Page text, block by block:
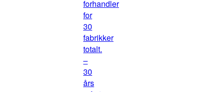
forhandler
for
30
fabrikker
totalt.
–
30
års